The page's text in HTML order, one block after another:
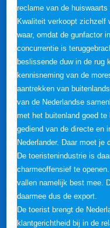
reclame van de
Kwaliteit verkoopt zichzelf
waar, omdat de gunfactor
concurrentie is
beslissende duw in de rug
kennisneming van de
aantrekken van
van de Nederlandse
met het buitenland goed
gediend van de directe en
Nederlander. Daar moet je
De toeristenindustrie is
charmeoffensief te
vallen namelijk best mee.
daarmee dus de export.
De toerist brengt de
klantgerichtheid bij in de